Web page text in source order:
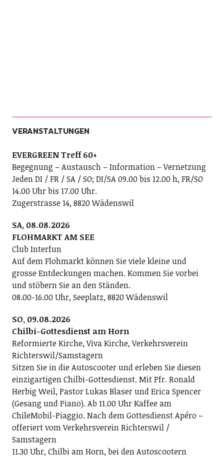
VERANSTALTUNGEN
EVERGREEN Treff 60+
Begegnung – Austausch – Information – Vernetzung
Jeden DI / FR / SA / SO; DI/SA 09.00 bis 12.00 h, FR/SO
14.00 Uhr bis 17.00 Uhr.
Zugerstrasse 14, 8820 Wädenswil
SA, 08.08.2026
FLOHMARKT AM SEE
Club Interfun
Auf dem Flohmarkt können Sie viele kleine und
grosse Entdeckungen machen. Kommen Sie vorbei
und stöbern Sie an den Ständen.
08.00-16.00 Uhr, Seeplatz, 8820 Wädenswil
SO, 09.08.2026
Chilbi-Gottesdienst am Horn
Reformierte Kirche, Viva Kirche, Verkehrsverein
Richterswil/Samstagern
Sitzen Sie in die Autoscooter und erleben Sie diesen
einzigartigen Chilbi-Gottesdienst. Mit Pfr. Ronald
Herbig Weil, Pastor Lukas Blaser und Erica Spencer
(Gesang und Piano). Ab 11.00 Uhr Kaffee am
ChileMobil-Piaggio. Nach dem Gottesdienst Apéro –
offeriert vom Verkehrsverein Richterswil /
Samstagern
11.30 Uhr, Chilbi am Horn, bei den Autoscootern